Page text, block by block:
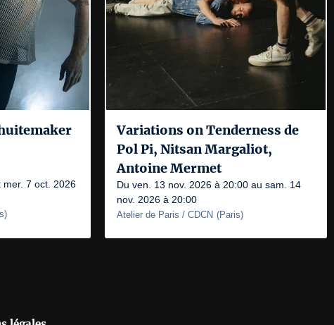
mer. 7 oct. 2026
)
Variations on Tenderness de
Pol Pi, Nitsan Margaliot,
Antoine Mermet
Du ven. 13 nov. 2026 à 20:00 au sam. 14
nov. 2026 à 20:00
Atelier de Paris / CDCN (Paris)